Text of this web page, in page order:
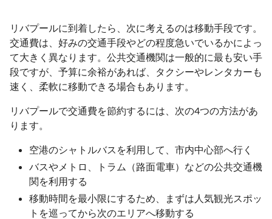
リバプールに到着したら、次に考えるのは移動手段です。
交通費は、好みの交通手段やどの程度急いでいるかによっ
て大きく異なります。公共交通機関は一般的に最も安い手
段ですが、予算に余裕があれば、タクシーやレンタカーも
速く、柔軟に移動できる場合もあります。
リバプールで交通費を節約するには、次の4つの方法があ
ります。
空港のシャトルバスを利用して、市内中心部へ行く
バスやメトロ、トラム（路面電車）などの公共交通機
関を利用する
移動時間を最小限にするため、まずは人気観光スポッ
トを巡ってから次のエリアへ移動する